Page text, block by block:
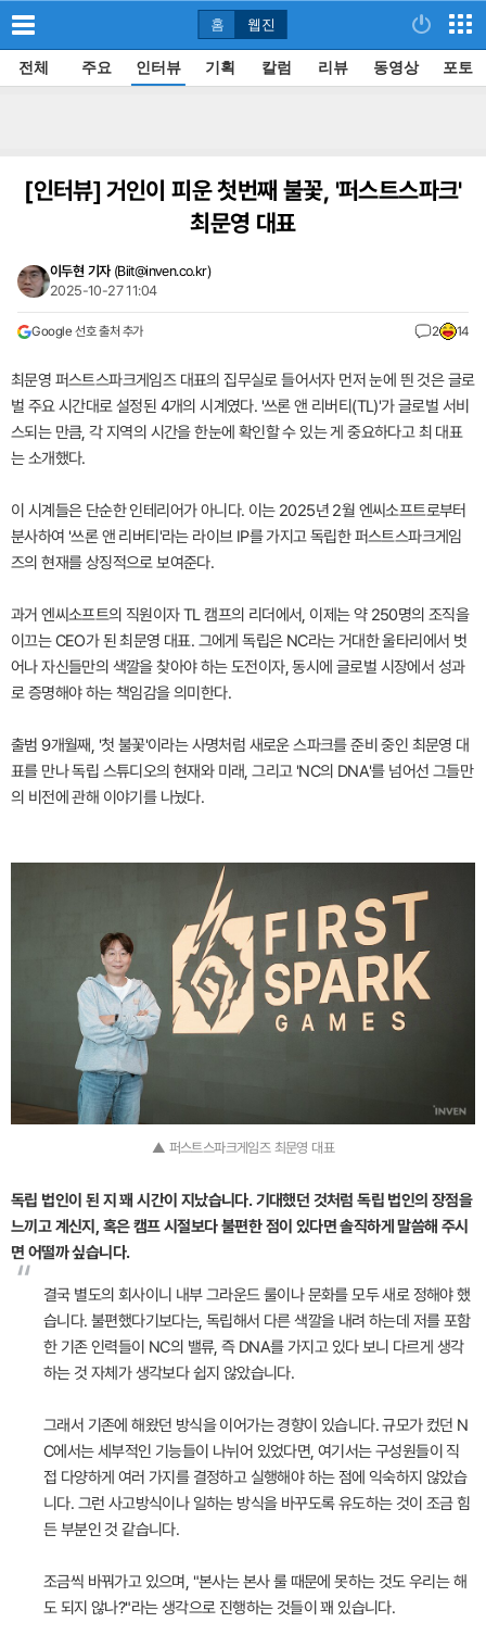
홈 웹진
전체 주요 인터뷰 기획 칼럼 리뷰 동영상 포토
[인터뷰]거인이 피운 첫번째 불꽃, '퍼스트스파크'
최문영 대표
이두현 기자 (Biit@inven.co.kr)
2025-10-27 11:04
Google 선호 출처 추가 2 14
최문영 퍼스트스파크게임즈 대표의 집무실로 들어서자 먼저 눈에 띈 것은 글로
벌 주요 시간대로 설정된 4개의 시계였다. '쓰론 앤 리버티(TL)'가 글로벌 서비
스되는 만큼, 각 지역의 시간을 한눈에 확인할 수 있는 게 중요하다고 최 대표
는 소개했다.
이 시계들은 단순한 인테리어가 아니다. 이는 2025년 2월 엔씨소프트로부터
분사하여 '쓰론 앤 리버티'라는 라이브 IP를 가지고 독립한 퍼스트스파크게임
즈의 현재를 상징적으로 보여준다.
과거 엔씨소프트의 직원이자 TL 캠프의 리더에서, 이제는 약 250명의 조직을
이끄는 CEO가 된 최문영 대표. 그에게 독립은 NC라는 거대한 울타리에서 벗
어나 자신들만의 색깔을 찾아야 하는 도전이자, 동시에 글로벌 시장에서 성과
로 증명해야 하는 책임감을 의미한다.
출범 9개월째, '첫 불꽃'이라는 사명처럼 새로운 스파크를 준비 중인 최문영 대
표를 만나 독립 스튜디오의 현재와 미래, 그리고 'NC의 DNA'를 넘어선 그들만
의 비전에 관해 이야기를 나눴다.
▲ 퍼스트스파크게임즈 최문영 대표
독립 법인이 된 지 꽤 시간이 지났습니다. 기대했던 것처럼 독립 법인의 장점을
느끼고 계신지, 혹은 캠프 시절보다 불편한 점이 있다면 솔직하게 말씀해 주시
면 어떨까 싶습니다.
“
결국 별도의 회사이니 내부 그라운드 룰이나 문화를 모두 새로 정해야 했
습니다. 불편했다기보다는, 독립해서 다른 색깔을 내려 하는데 저를 포함
한 기존 인력들이 NC의 밸류, 즉 DNA를 가지고 있다 보니 다르게 생각
하는 것 자체가 생각보다 쉽지 않았습니다.
그래서 기존에 해왔던 방식을 이어가는 경향이 있습니다. 규모가 컸던 N
C에서는 세부적인 기능들이 나뉘어 있었다면, 여기서는 구성원들이 직
접 다양하게 여러 가지를 결정하고 실행해야 하는 점에 익숙하지 않았습
니다. 그런 사고방식이나 일하는 방식을 바꾸도록 유도하는 것이 조금 힘
든 부분인 것 같습니다.
조금씩 바꿔가고 있으며, "본사는 본사 룰 때문에 못하는 것도 우리는 해
도 되지 않나?"라는 생각으로 진행하는 것들이 꽤 있습니다.